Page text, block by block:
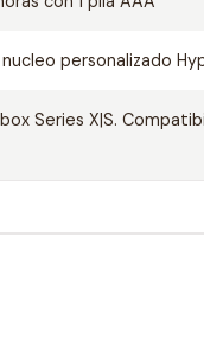
personalizado
Series X|S.